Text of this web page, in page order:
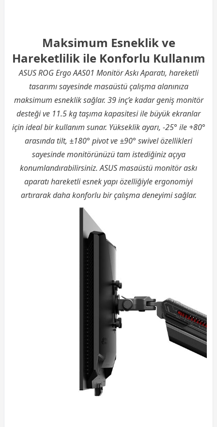
Maksimum Esneklik ve
Hareketlilik ile Konforlu Kullanım
ASUS ROG Ergo AAS01 Monitör Askı Aparatı, hareketli
tasarımı sayesinde masaüstü çalışma alanınıza
maksimum esneklik sağlar. 39 inç’e kadar geniş monitör
desteği ve 11.5 kg taşıma kapasitesi ile büyük ekranlar
için ideal bir kullanım sunar. Yükseklik ayarı, -25° ile +80°
arasında tilt, ±180° pivot ve ±90° swivel özellikleri
sayesinde monitörünüzü tam istediğiniz açıya
konumlandırabilirsiniz. ASUS masaüstü monitör askı
aparatı hareketli esnek yapı özelliğiyle ergonomiyi
artırarak daha konforlu bir çalışma deneyimi sağlar.